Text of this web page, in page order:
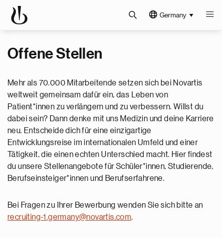
Germany
Offene Stellen
Mehr als 70.000 Mitarbeitende setzen sich bei Novartis
weltweit gemeinsam dafür ein, das Leben von
Patient*innen zu verlängern und zu verbessern. Willst du
dabei sein? Dann denke mit uns Medizin und deine Karriere
neu. Entscheide dich für eine einzigartige
Entwicklungsreise im internationalen Umfeld und einer
Tätigkeit, die einen echten Unterschied macht. Hier findest
du unsere Stellenangebote für Schüler*innen, Studierende,
Berufseinsteiger*innen und Berufserfahrene.
Bei Fragen zu Ihrer Bewerbung wenden Sie sich bitte an
recruiting-1.germany@novartis.com.